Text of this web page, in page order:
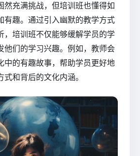
然充满挑战，但培训班也懂得如
有趣。通过引入幽默的教学方式
，培训班不仅能够缓解学员的学
他们的学习兴趣。例如，教师会
中的有趣故事，帮助学员更好地
和背后的文化内涵。